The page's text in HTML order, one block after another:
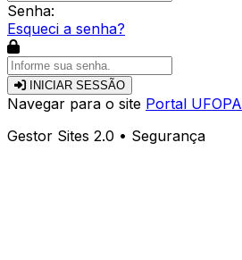
Senha:
Esqueci a senha?
INICIAR SESSÃO
Navegar para o site Portal UFOPA
Gestor Sites 2.0 • Segurança